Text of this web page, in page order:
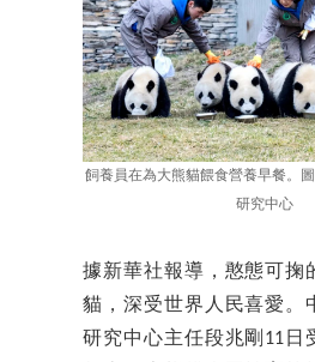
飼養員在為大熊貓餵食營養早餐。
研究中心
據新華社報導，憨態可掬
貓，深受世界人民喜愛。
研究中心主任段兆剛11日